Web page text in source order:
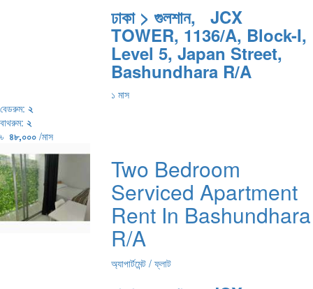
ঢাকা > গুলশান, JCX
TOWER, 1136/A, Block-I,
Level 5, Japan Street,
Bashundhara R/A
১ মাস
বেডরুম: ২
বাথরুম: ২
৳ ৪৮,০০০ /মাস
Two Bedroom
Serviced Apartment
Rent In Bashundhara
R/A
অ্যাপার্টমেন্ট / ফ্লাট